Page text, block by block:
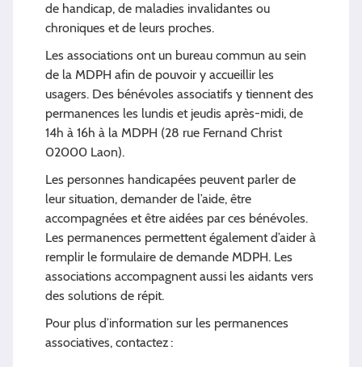
de handicap, de maladies invalidantes ou
chroniques et de leurs proches.
Les associations ont un bureau commun au sein
de la MDPH afin de pouvoir y accueillir les
usagers. Des bénévoles associatifs y tiennent des
permanences les lundis et jeudis après-midi, de
14h à 16h à la MDPH (28 rue Fernand Christ
02000 Laon).
Les personnes handicapées peuvent parler de
leur situation, demander de l’aide, être
accompagnées et être aidées par ces bénévoles.
Les permanences permettent également d’aider à
remplir le formulaire de demande MDPH. Les
associations accompagnent aussi les aidants vers
des solutions de répit.
Pour plus d’information sur les permanences
associatives, contactez :